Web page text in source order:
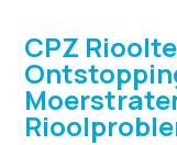
CPZ